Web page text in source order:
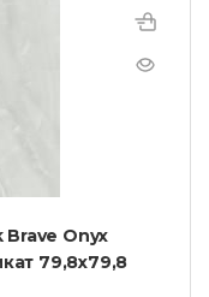
Brave Onyx
79,8x79,8